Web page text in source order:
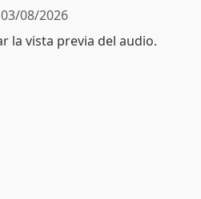
03/08/2026